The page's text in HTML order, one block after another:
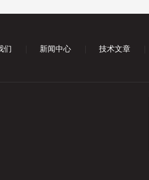
们 新闻中心 技术文章